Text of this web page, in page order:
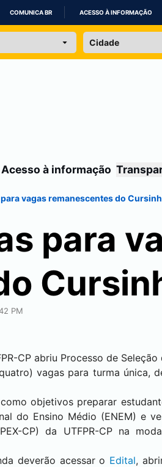
IR
COMUNICA BR ACESSO À INFORMAÇÃO
Acesso à informação
vagas remanescentes do
para
PM
CP abriu Processo de
vagas para turma única,
objetivos preparar
do Ensino Médio (ENEM) e
CP) da UTFPR-CP na
deverão acessar o Edital,